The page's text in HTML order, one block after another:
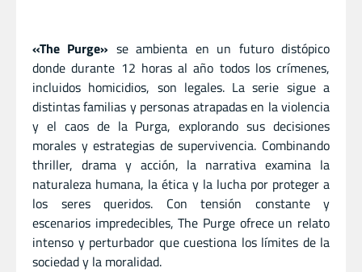
«The Purge» se ambienta en un futuro distópico
donde durante 12 horas al año todos los crímenes,
incluidos homicidios, son legales. La serie sigue a
distintas familias y personas atrapadas en la violencia
y el caos de la Purga, explorando sus decisiones
morales y estrategias de supervivencia. Combinando
thriller, drama y acción, la narrativa examina la
naturaleza humana, la ética y la lucha por proteger a
los seres queridos. Con tensión constante y
escenarios impredecibles, The Purge ofrece un relato
intenso y perturbador que cuestiona los límites de la
sociedad y la moralidad.